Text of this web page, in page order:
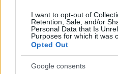
I want to opt-out of
Retention, Sale, and/or
Personal Data that Is
Purposes for which it was
Opted Out
Google consents
Orosz Balett első nagy
egyben a huszadik századi
is jelentette. Erre a korszakra
az elegyítés: Sztravinszkij,